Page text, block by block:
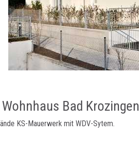
Bad Krozingen
KS-Mauerwerk mit WDV-Sytem.